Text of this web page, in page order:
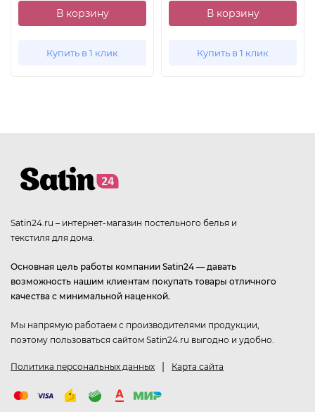
В корзину
Купить в 1 клик
В корзину
Купить в 1 клик
Satin24.ru – интернет-магазин постельного белья и
текстиля для дома.
Основная цель работы компании Satin24 — давать
возможность нашим клиентам покупать товары отличного
качества с минимальной наценкой.
Мы напрямую работаем с производителями продукции,
поэтому пользоваться сайтом Satin24.ru выгодно и удобно.
Политика персональных данных | Карта сайта